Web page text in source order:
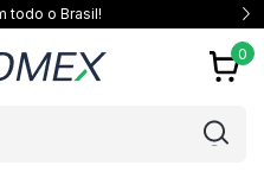
todo o Brasil!
0